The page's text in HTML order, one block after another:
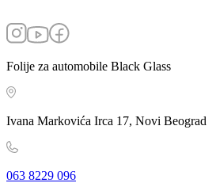
Folije za automobile Black Glass
Ivana Markovića Irca 17, Novi Beograd
063 8229 096